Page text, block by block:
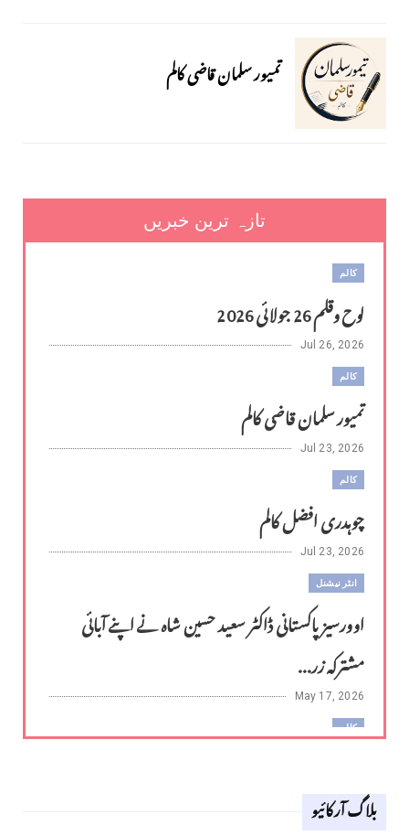
تمیور سلمان قاضی کالم
تازہ ترین خبریں
کالم
لوح وقلم 26 جولائی 2026
Jul 26, 2026
کالم
تمیور سلمان قاضی کالم
Jul 23, 2026
کالم
چوہدری افضل کالم
Jul 23, 2026
انٹر نیشنل
اوورسیز پاکستانی ڈاکٹر سعید حسین شاہ نے اپنے آبائی
مشترکہ زر...
May 17, 2026
کالم
Apr 18, 2026
بلاگ آرکائیو